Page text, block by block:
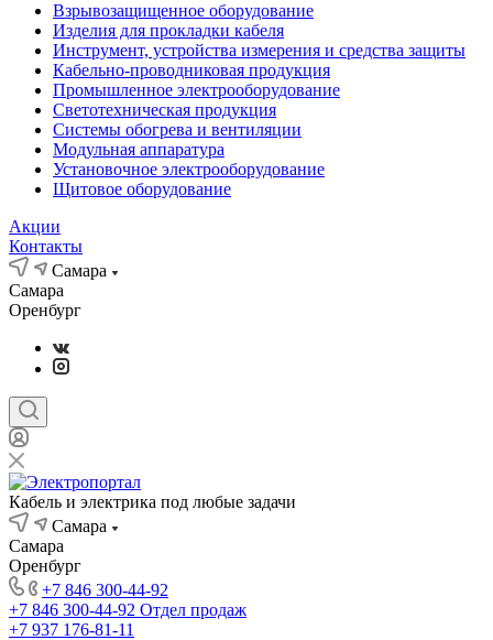
Взрывозащищенное оборудование
Изделия для прокладки кабеля
Инструмент, устройства измерения и средства защиты
Кабельно-проводниковая продукция
Промышленное электрооборудование
Светотехническая продукция
Системы обогрева и вентиляции
Модульная аппаратура
Установочное электрооборудование
Щитовое оборудование
Акции
Контакты
Самара
Самара
Оренбург
Кабель и электрика под любые задачи
Самара
Самара
Оренбург
+7 846 300-44-92
+7 846 300-44-92 Отдел продаж
+7 937 176-81-11